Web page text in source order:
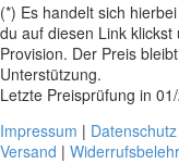
(*) Es handelt sich
du auf diesen Link
Provision. Der Preis
Unterstützung.
Letzte Preisprüfung in
Impressum | Datenschutz
Versand |